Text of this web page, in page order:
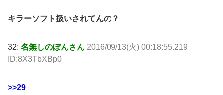
キラーソフト扱いされてんの？
32: 名無しのぽんさん 2016/09/13(火) 00:18:55.219
ID:8X3TbXBp0
>>29